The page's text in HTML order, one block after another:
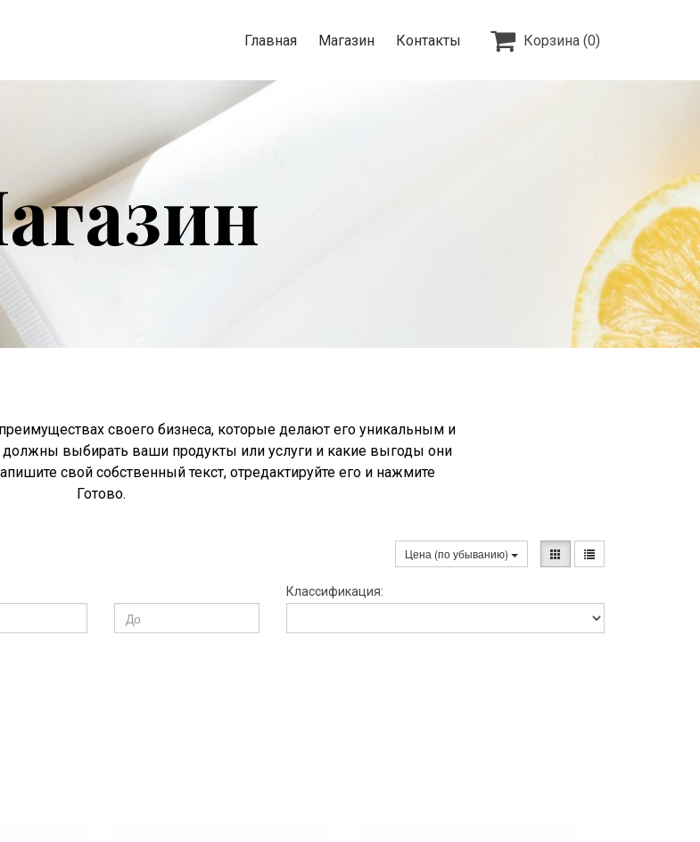
Главная Магазин Контакты  Корзина (0)
своего бизнеса, которые делают его уникальным и
выбирать ваши продукты или услуги и какие выгоды они
свой собственный текст, отредактируйте его и нажмите
Готово.
Цена (по убыванию)
Классификация: